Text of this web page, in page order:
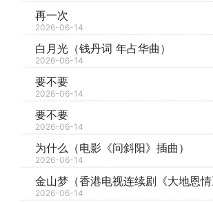
再一次
2026-06-14
白月光（钱丹词 年占华曲）
2026-06-14
要不要
2026-06-14
要不要
2026-06-14
为什么（电影《问斜阳》插曲）
2026-06-14
金山梦（香港电视连续剧《大地恩情
2026-06-14